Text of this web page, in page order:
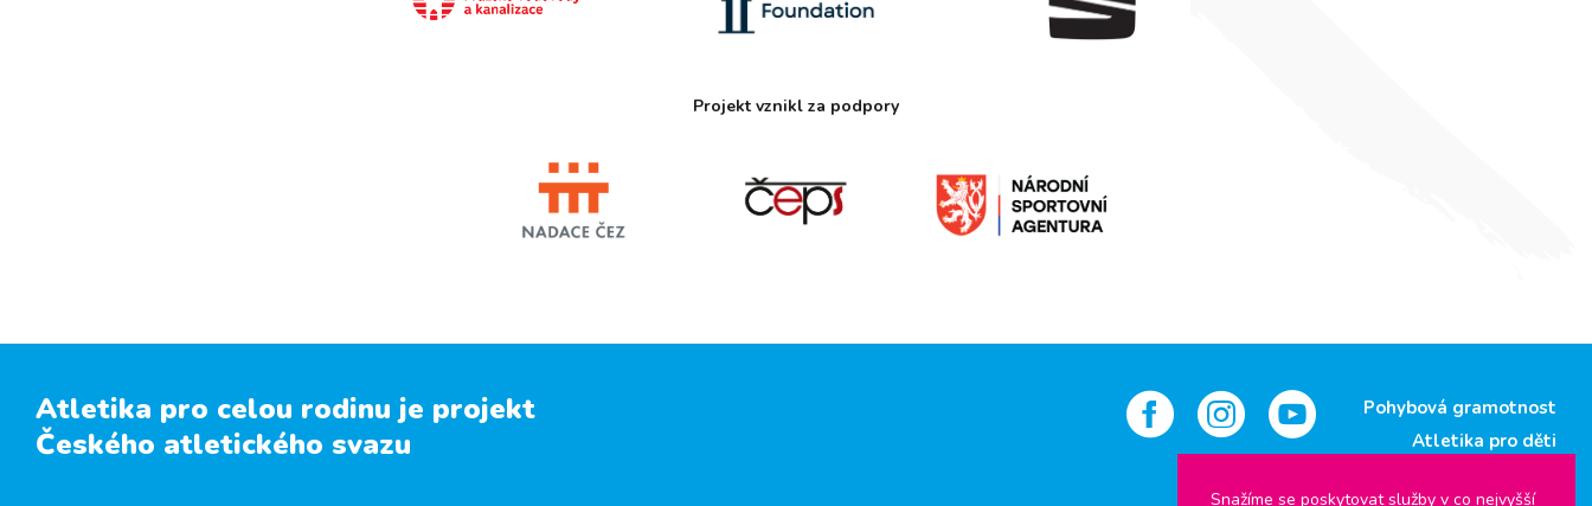
Projekt vznikl za podpory
Atletika pro celou rodinu je projekt
Českého atletického svazu
Pohybová gramotnost
Atletika pro děti
Snažíme se poskytovat služby v co nejvyšší